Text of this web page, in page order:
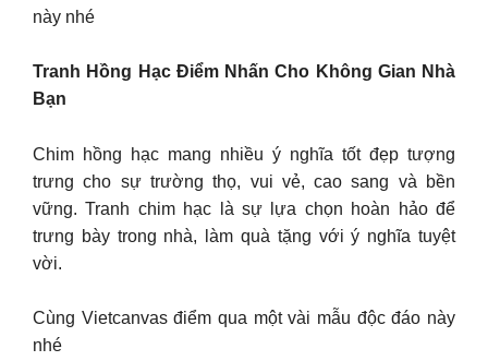
này nhé
Tranh Hồng Hạc Điểm Nhấn Cho Không Gian Nhà
Bạn
Chim hồng hạc mang nhiều ý nghĩa tốt đẹp tượng
trưng cho sự trường thọ, vui vẻ, cao sang và bền
vững. Tranh chim hạc là sự lựa chọn hoàn hảo để
trưng bày trong nhà, làm quà tặng với ý nghĩa tuyệt
vời.
Cùng Vietcanvas điểm qua một vài mẫu độc đáo này
nhé